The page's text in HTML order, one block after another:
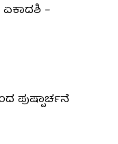
ಏಕಾದಶಿ –
ಪುಷ್ಪಾರ್ಚನೆ